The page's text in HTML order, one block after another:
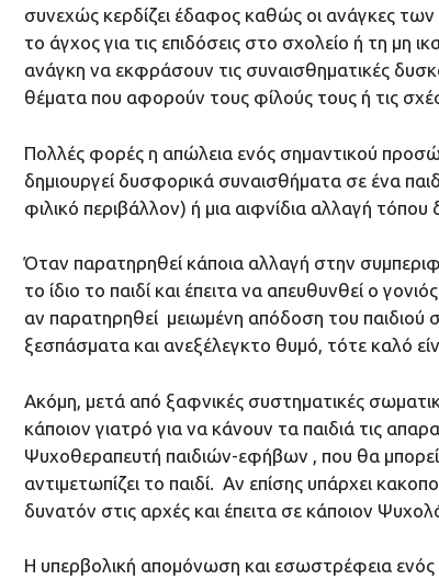
συνεχώς κερδίζει έδαφος καθώς οι ανάγκες των
το άγχος για τις επιδόσεις στο σχολείο ή τη μη
ανάγκη να εκφράσουν τις συναισθηματικές
θέματα που αφορούν τους φίλούς τους ή τις
Πολλές φορές η απώλεια ενός σημαντικού
δημιουργεί δυσφορικά συναισθήματα σε ένα
φιλικό περιβάλλον) ή μια αιφνίδια αλλαγή
Όταν παρατηρηθεί κάποια αλλαγή στην
το ίδιο το παιδί και έπειτα να απευθυνθεί ο
αν παρατηρηθεί μειωμένη απόδοση του
ξεσπάσματα και ανεξέλεγκτο θυμό, τότε καλό
Ακόμη, μετά από ξαφνικές συστηματικές
κάποιον γιατρό για να κάνουν τα παιδιά τις
Ψυχοθεραπευτή παιδιών-εφήβων , που θα
αντιμετωπίζει το παιδί. Αν επίσης υπάρχει
δυνατόν στις αρχές και έπειτα σε κάποιον
Η υπερβολική απομόνωση και εσωστρέφεια ενός